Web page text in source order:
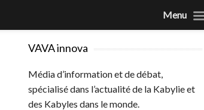
VAVA innova
Média d’information et de débat,
spécialisé dans l’actualité de la Kabylie et
des Kabyles dans le monde.
Menu